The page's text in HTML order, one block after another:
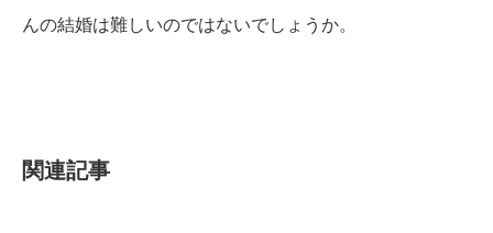
んの結婚は難しいのではないでしょうか。
関連記事